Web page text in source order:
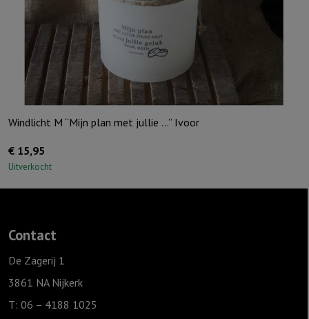
Windlicht M “Mijn plan met jullie …” Ivoor
€ 15,95
Uitverkocht
Contact
De Zagerij 1
3861 NA Nijkerk
T: 06 – 4188 1025